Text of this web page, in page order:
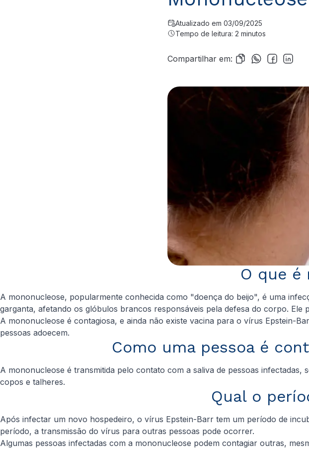
Atualizado em 03/09/2025
Tempo de leitura: 2 minutos
Compartilhar em:
O que é
A mononucleose, popularmente conhecida como "doença do beijo", é uma
garganta, afetando os glóbulos brancos responsáveis pela defesa do corpo. Ele
A mononucleose é contagiosa, e ainda não existe vacina para o vírus Epstein-
pessoas adoecem.
Como uma pessoa é
A mononucleose é transmitida pelo contato com a saliva de pessoas
copos e talheres.
Qual o
Após infectar um novo hospedeiro, o vírus Epstein-Barr tem um período de
período, a transmissão do vírus para outras pessoas pode ocorrer.
Algumas pessoas infectadas com a mononucleose podem contagiar outras,